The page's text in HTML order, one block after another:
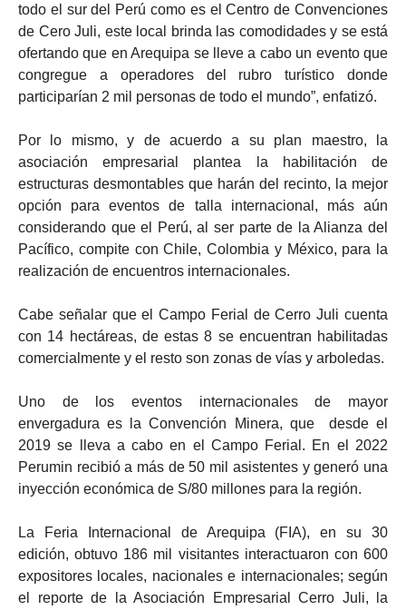
todo el sur del Perú como es el Centro de Convenciones
de Cero Juli, este local brinda las comodidades y se está
ofertando que en Arequipa se lleve a cabo un evento que
congregue a operadores del rubro turístico donde
participarían 2 mil personas de todo el mundo”, enfatizó.
Por lo mismo, y de acuerdo a su plan maestro, la
asociación empresarial plantea la habilitación de
estructuras desmontables que harán del recinto, la mejor
opción para eventos de talla internacional, más aún
considerando que el Perú, al ser parte de la Alianza del
Pacífico, compite con Chile, Colombia y México, para la
realización de encuentros internacionales.
Cabe señalar que el Campo Ferial de Cerro Juli cuenta
con 14 hectáreas, de estas 8 se encuentran habilitadas
comercialmente y el resto son zonas de vías y arboledas.
Uno de los eventos internacionales de mayor
envergadura es la Convención Minera, que desde el
2019 se lleva a cabo en el Campo Ferial. En el 2022
Perumin recibió a más de 50 mil asistentes y generó una
inyección económica de S/80 millones para la región.
La Feria Internacional de Arequipa (FIA), en su 30
edición, obtuvo 186 mil visitantes interactuaron con 600
expositores locales, nacionales e internacionales; según
el reporte de la Asociación Empresarial Cerro Juli, la